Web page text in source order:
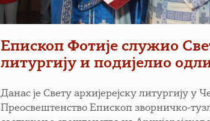
Епископ Фотије служио
литургију и подијелио
Данас је Свету архијерејску литургију у
Преосвештенство Епископ зворничко-